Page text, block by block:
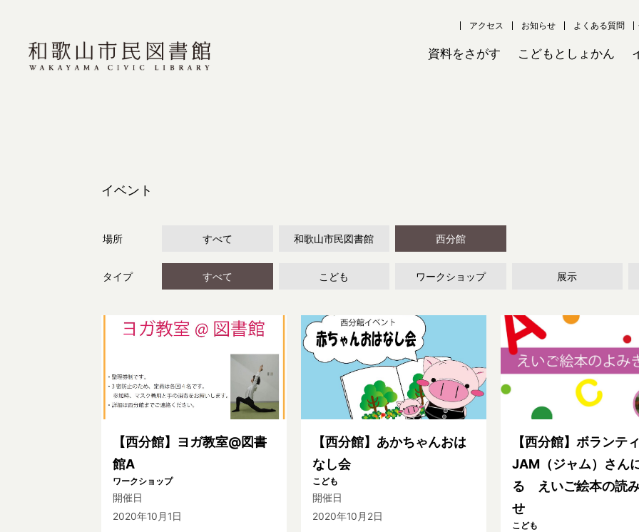
アクセス お知らせ よくある質問
資料をさがす こどもとしょかん
イベント
場所 すべて 和歌山市民図書館 西分館
タイプ すべて こども ワークショップ 展示
【西分館】ヨガ教室@図書
館A
ワークショップ
開催日
2020年10月1日
【西分館】あかちゃんおは
なし会
こども
開催日
2020年10月2日
【西分館】ボラン
JAM（ジャム）さん
る えいご絵本の読
せ
こども